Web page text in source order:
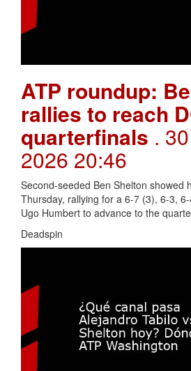
ATP roundup:
rallies to reach
quarterfinals .
2026 20:46
Second-seeded Ben Shelton showed
Thursday, rallying for a 6-7 (3), 6-3,
Ugo Humbert to advance to the
Deadspin